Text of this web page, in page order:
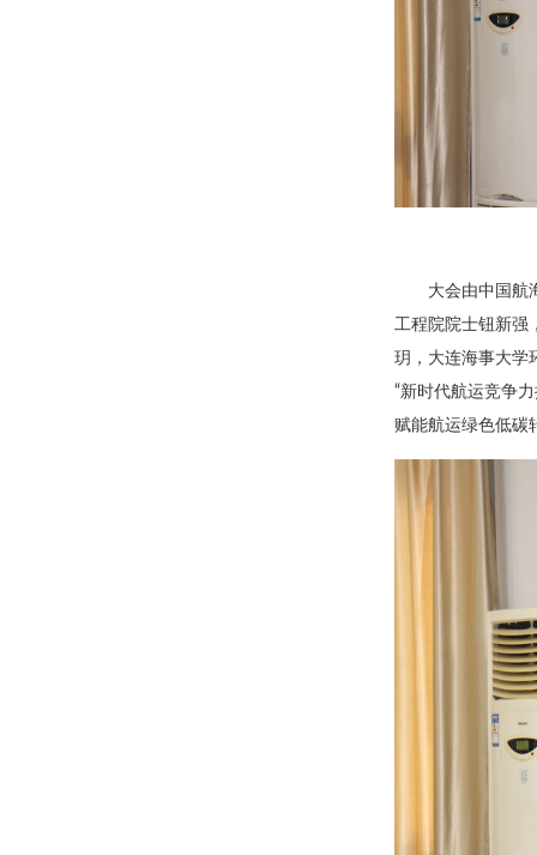
大会由中国航
工程院院士钮新强
玥，大连海事大学
“新时代航运竞争
赋能航运绿色低碳